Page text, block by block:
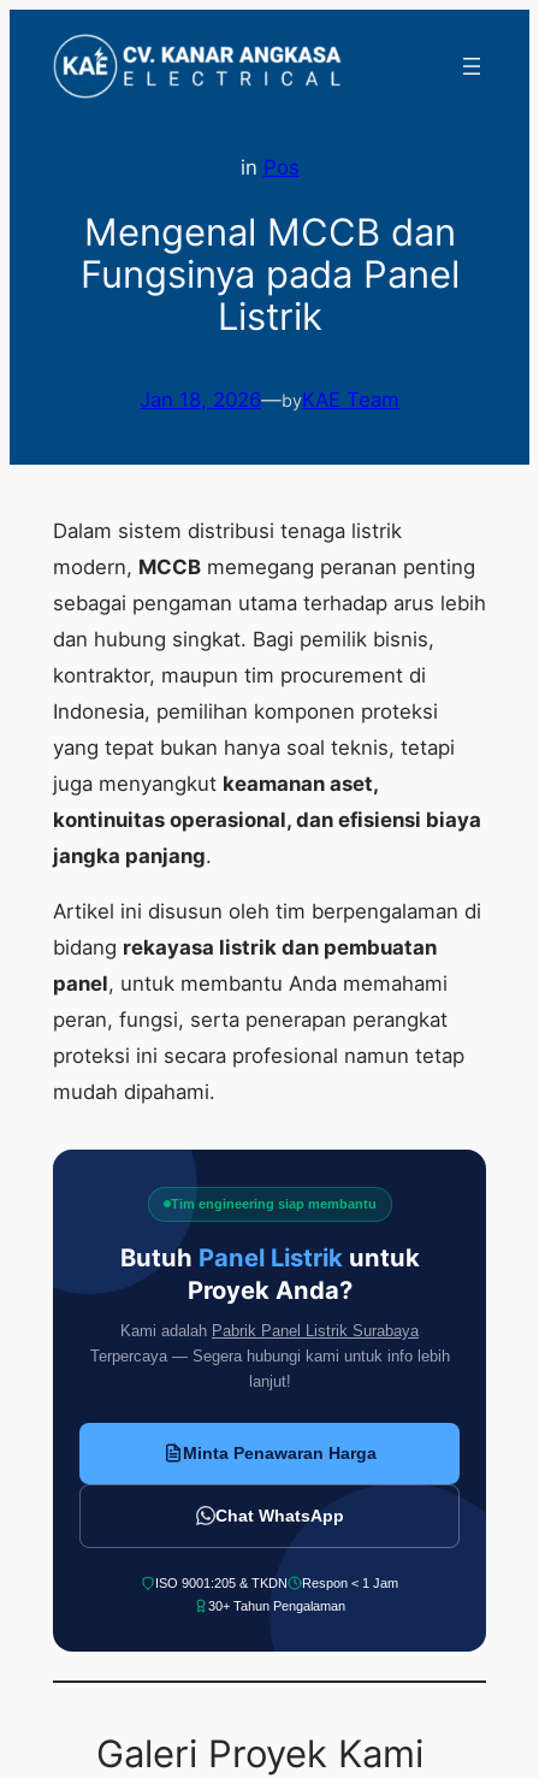
konten
in Pos
Mengenal MCCB dan
Fungsinya pada Panel
Listrik
Jan 18, 2026—byKAE Team
Dalam sistem distribusi tenaga listrik
modern, MCCBmemegang peranan penting
sebagai pengaman utama terhadap arus lebih
dan hubung singkat. Bagi pemilik bisnis,
kontraktor, maupun tim procurement di
Indonesia, pemilihan komponen proteksi
yang tepat bukan hanya soal teknis, tetapi
juga menyangkut keamanan aset,
kontinuitas operasional, dan efisiensi biaya
jangka panjang.
Artikel ini disusun oleh tim berpengalaman di
bidang rekayasa listrik dan pembuatan
panel, untuk membantu Anda memahami
peran, fungsi, serta penerapan perangkat
proteksi ini secara profesional namun tetap
mudah dipahami.
Tim engineering siap membantu
Butuh Panel Listrik untuk
Proyek Anda?
Kami adalah Pabrik Panel Listrik Surabaya
Terpercaya — Segera hubungi kami untuk info lebih
lanjut!
Minta Penawaran Harga
Chat WhatsApp
ISO 9001:205 & TKDN
Respon < 1 Jam
30+ Tahun Pengalaman
Galeri Proyek Kami